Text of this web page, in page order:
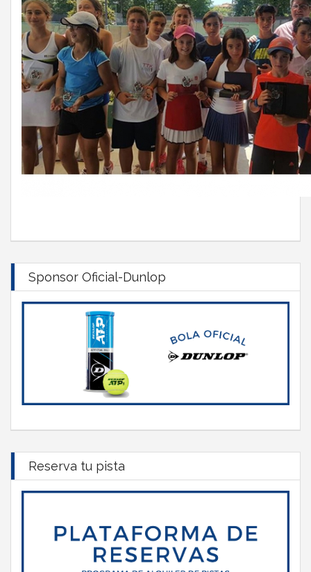
Sponsor Oficial-Dunlop
Reserva tu pista